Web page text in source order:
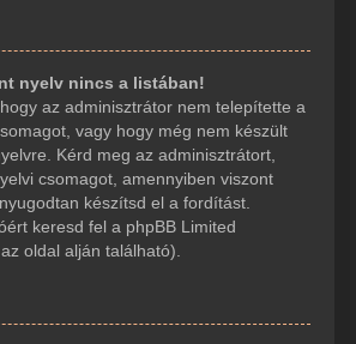
nyelv nincs a listában!
az adminisztrátor nem telepítette a
vagy hogy még nem készült
Kérd meg az adminisztrátort,
csomagot, amennyiben viszont
készítsd el a fordítást.
keresd fel a phpBB Limited
oldal alján található).